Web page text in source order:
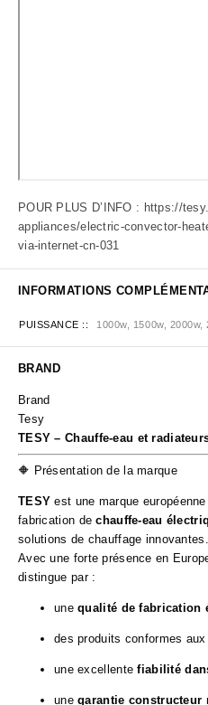
POUR PLUS D’INFO : https://
appliances/electric-convector-
via-internet-cn-031
INFORMATIONS
PUISSANCE : 1000w, 1500w, 2000w,
BRAND
Brand
Tesy
TESY – Chauffe-eau et
🔶 Présentation de la marque
TESY est une marque
fabrication dechauffe-eau
solutions de chauffage innovantes.
Avec une forte présence en
distingue par :
unequalité de fabrication
des produits conformes aux
une excellentefiabilité
unegarantie constructeur